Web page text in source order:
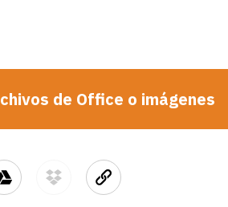
de Office o imágenes